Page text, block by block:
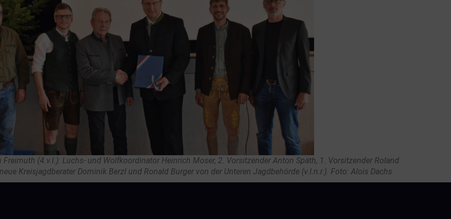
(4.v.l.): Luchs- und Wolfkoordinator Heinrich Moser, 2. Vorsitzender Anton Späth, 1. Vorsitzender Roland
Kreisjagdberater Dominik Berzl und Ronald Burger von der Unteren Jagdbehörde (v.l.n.r.). Foto: Alois Dachs